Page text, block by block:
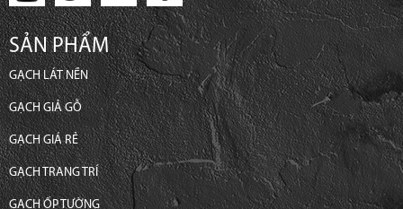
SẢN PHẨM
GẠCH LÁT NỀN
GẠCH GIẢ GỖ
GẠCH GIÁ RẺ
GẠCH TRANG TRÍ
GẠCH ỐP TƯỜNG